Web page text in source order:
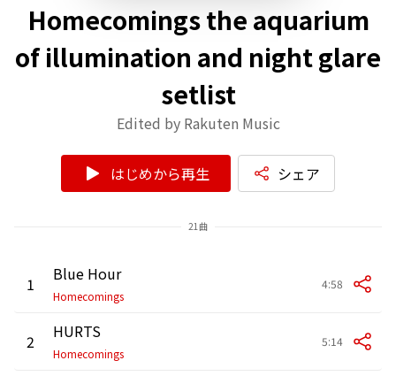
Homecomings the aquarium
of illumination and night glare
setlist
Edited by Rakuten Music
はじめから再生 シェア
21曲
1 Blue Hour
Homecomings
4:58
2 HURTS
Homecomings
5:14